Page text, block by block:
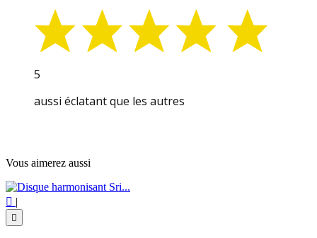
5
aussi éclatant que les autres
Vous aimerez aussi
 |
